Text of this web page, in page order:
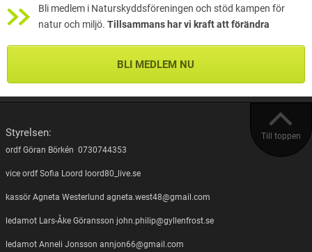
Bli medlem i Naturskyddsföreningen och stöd kampen för
natur och miljö. Tillsammans har vi kraft att förändra
BLI MEDLEM NU
Till toppen
Styrelsen:
ordf Göran Börkén 0730744353
vice ordf Sofia Loord loord80_live.se
kassör Agneta Westerlund agneta.west48@gmail.com
ledamot Lars-Åke Göransson john.philip@gyllenfrost.se
ledamot Anneli Jonsson annjon66@gmail.com